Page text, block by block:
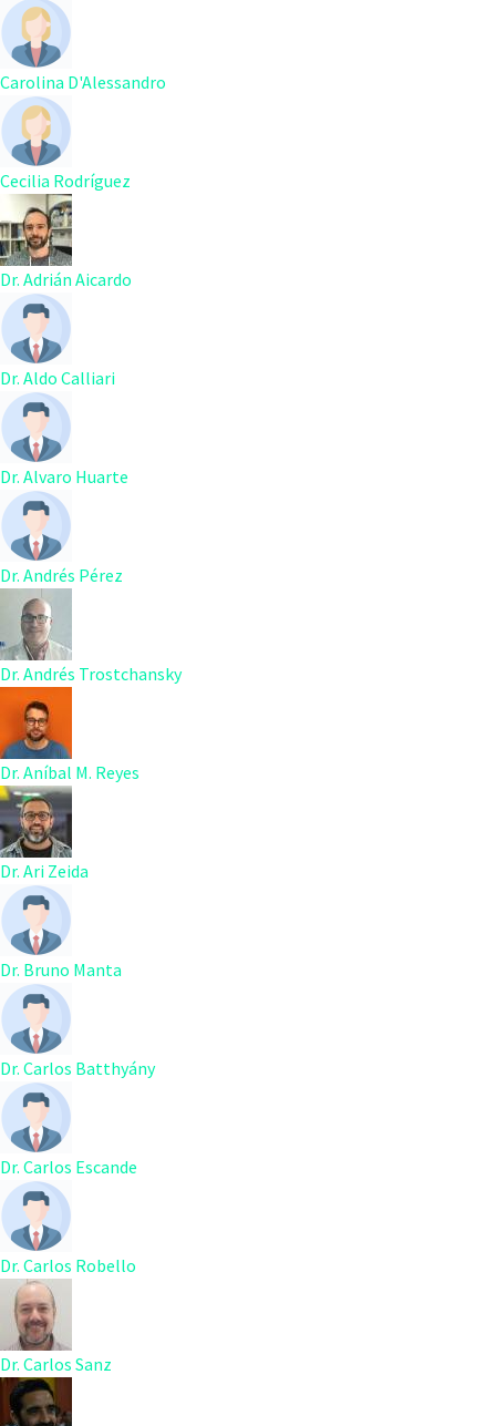
Carolina D'Alessandro
Cecilia Rodríguez
Dr. Adrián Aicardo
Dr. Aldo Calliari
Dr. Alvaro Huarte
Dr. Andrés Pérez
Dr. Andrés Trostchansky
Dr. Aníbal M. Reyes
Dr. Ari Zeida
Dr. Bruno Manta
Dr. Carlos Batthyány
Dr. Carlos Escande
Dr. Carlos Robello
Dr. Carlos Sanz